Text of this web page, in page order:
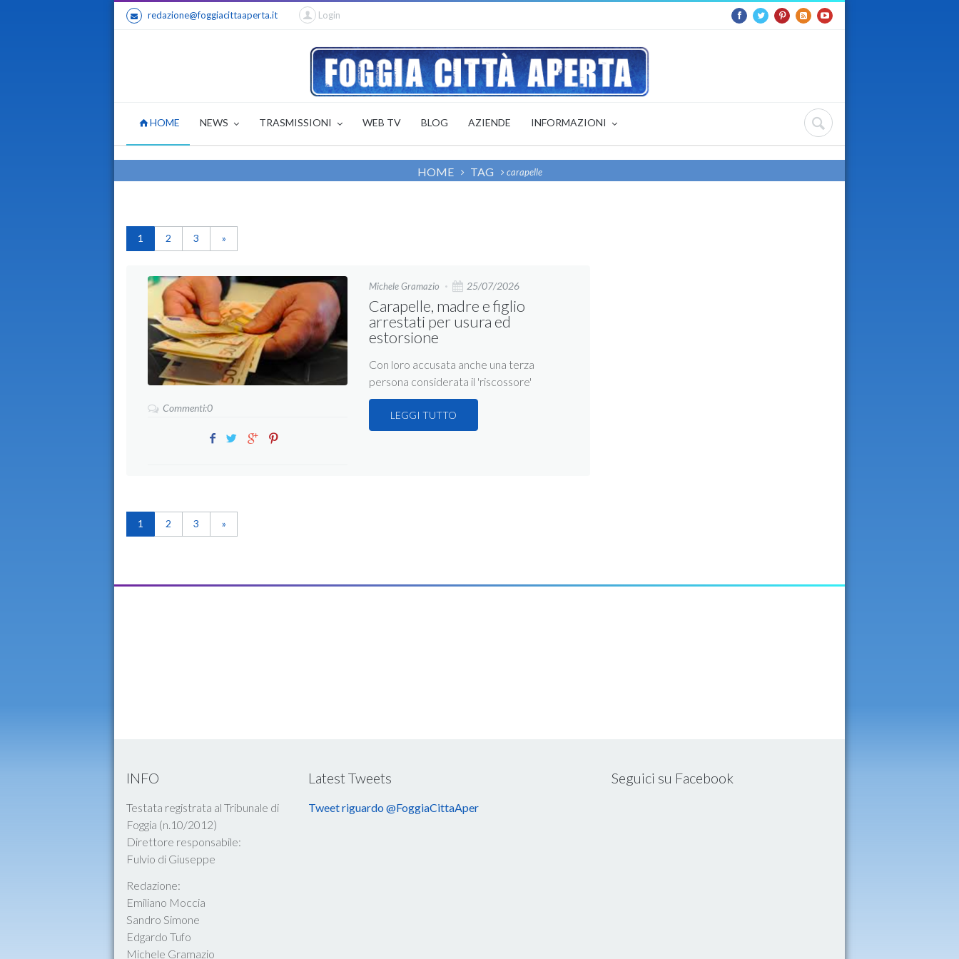
redazione@foggiacittaaperta.it Login
HOME NEWS TRASMISSIONI WEB TV BLOG AZIENDE INFORMAZIONI
HOME TAG carapelle
1 2 3 »
Commenti:0
Michele Gramazio 25/07/2026
Carapelle, madre e figlio
arrestati per usura ed
estorsione
Con loro accusata anche una terza
persona considerata il 'riscossore'
LEGGI TUTTO
1 2 3 »
INFO
Testata registrata al Tribunale di
Foggia (n.10/2012)
Direttore responsabile:
Fulvio di Giuseppe
Redazione:
Emiliano Moccia
Sandro Simone
Edgardo Tufo
Michele Gramazio
Latest Tweets
Tweet riguardo @FoggiaCittaAper
Seguici su Facebook